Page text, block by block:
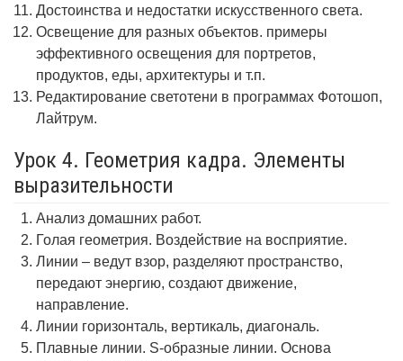
Достоинства и недостатки искусственного света.
Освещение для разных объектов. примеры
эффективного освещения для портретов,
продуктов, еды, архитектуры и т.п.
Редактирование светотени в программах Фотошоп,
Лайтрум.
Урок 4. Геометрия кадра. Элементы
выразительности
Анализ домашних работ.
Голая геометрия. Воздействие на восприятие.
Линии – ведут взор, разделяют пространство,
передают энергию, создают движение,
направление.
Линии горизонталь, вертикаль, диагональ.
Плавные линии. S-образные линии. Основа